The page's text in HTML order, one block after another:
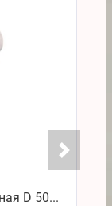
D 50...